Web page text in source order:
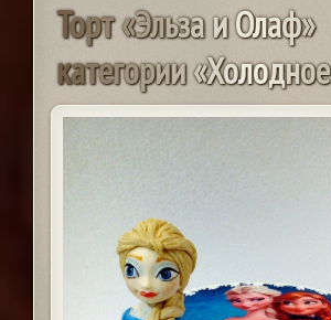
Торт«ЭльзаиОлаф»
категории«Холодное